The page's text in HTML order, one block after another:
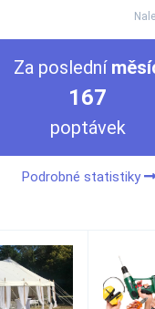
Za poslední
167
poptávek
Podrobné statistiky